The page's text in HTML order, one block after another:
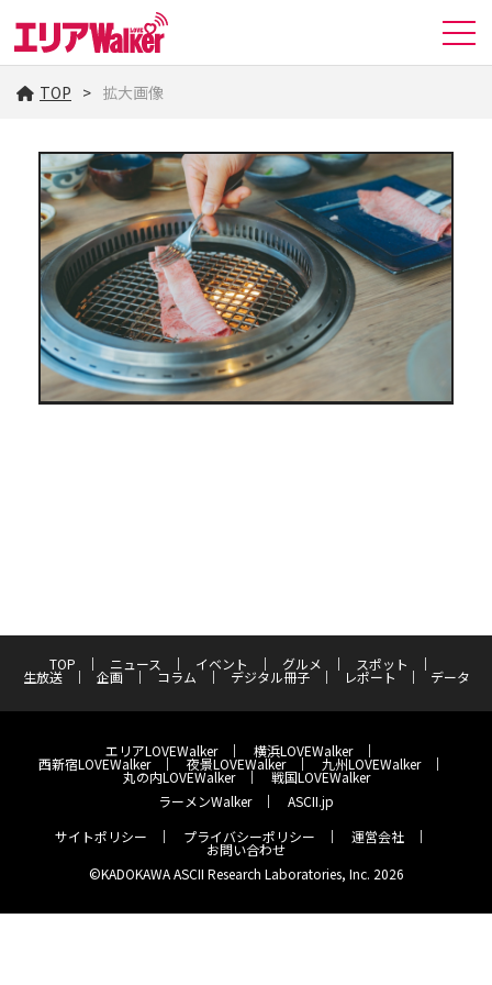
TOP 拡大画像
TOP ニュース イベント グルメ スポット
生放送 企画 コラム デジタル冊子 レポート データ
エリアLOVEWalker 横浜LOVEWalker
西新宿LOVEWalker 夜景LOVEWalker 九州LOVEWalker
丸の内LOVEWalker
戦国LOVEWalker
ラーメンWalker
ASCII.jp
サイトポリシー
プライバシーポリシー 運営会社
お問い合わせ
©KADOKAWA ASCII Research Laboratories, Inc. 2026